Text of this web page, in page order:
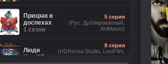
Призрак в
доспехах
1 сезон
5 серия
(Рус. Дублированный,
AniMaunt)
Люди
Икс ’97
8 серия
(HDRezka Studio, LostFilm,